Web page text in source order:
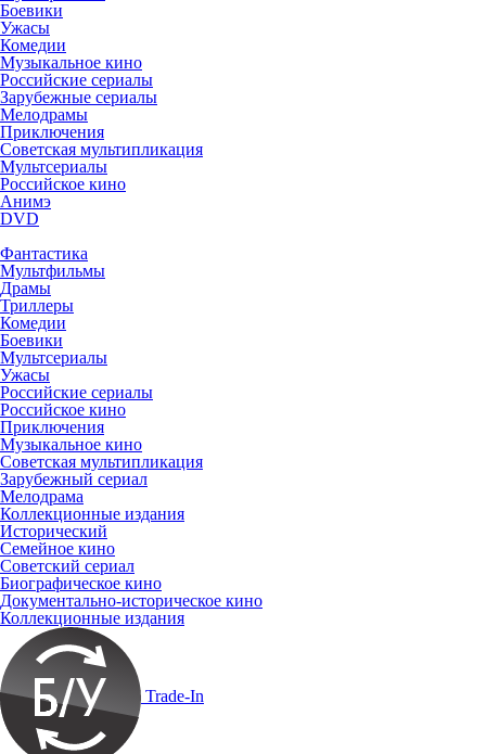
Боевики
Ужасы
Комедии
Музыкальное кино
Российские сериалы
Зарубежные сериалы
Мелодрамы
Приключения
Советская мультипликация
Мультсериалы
Российское кино
Анимэ
DVD
Фантастика
Мультфильмы
Драмы
Триллеры
Комедии
Боевики
Мультсериалы
Ужасы
Российские сериалы
Российское кино
Приключения
Музыкальное кино
Советская мультипликация
Зарубежный сериал
Мелодрама
Коллекционные издания
Исторический
Семейное кино
Советский сериал
Биографическое кино
Документально-историческое кино
Коллекционные издания
Trade-In